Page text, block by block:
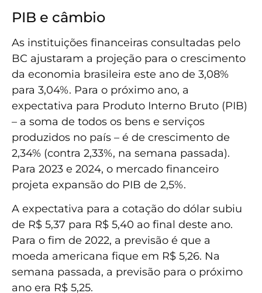
PIB e câmbio
As instituições financeiras consultadas pelo
BC ajustaram a projeção para o crescimento
da economia brasileira este ano de 3,08%
para 3,04%. Para o próximo ano, a
expectativa para Produto Interno Bruto (PIB)
– a soma de todos os bens e serviços
produzidos no país – é de crescimento de
2,34% (contra 2,33%, na semana passada).
Para 2023 e 2024, o mercado financeiro
projeta expansão do PIB de 2,5%.
A expectativa para a cotação do dólar subiu
de R$ 5,37 para R$ 5,40 ao final deste ano.
Para o fim de 2022, a previsão é que a
moeda americana fique em R$ 5,26. Na
semana passada, a previsão para o próximo
ano era R$ 5,25.